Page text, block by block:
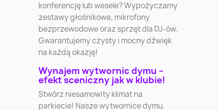
konferencję lub wesele? Wypożyczamy
zestawy głośnikowe, mikrofony
bezprzewodowe oraz sprzęt dla DJ-ów.
Gwarantujemy czysty i mocny dźwięk
na każdą okazję!
Wynajem wytwornic dymu –
efekt sceniczny jak w klubie!
Stwórz niesamowity klimat na
parkiecie! Nasze wytwornice dymu,